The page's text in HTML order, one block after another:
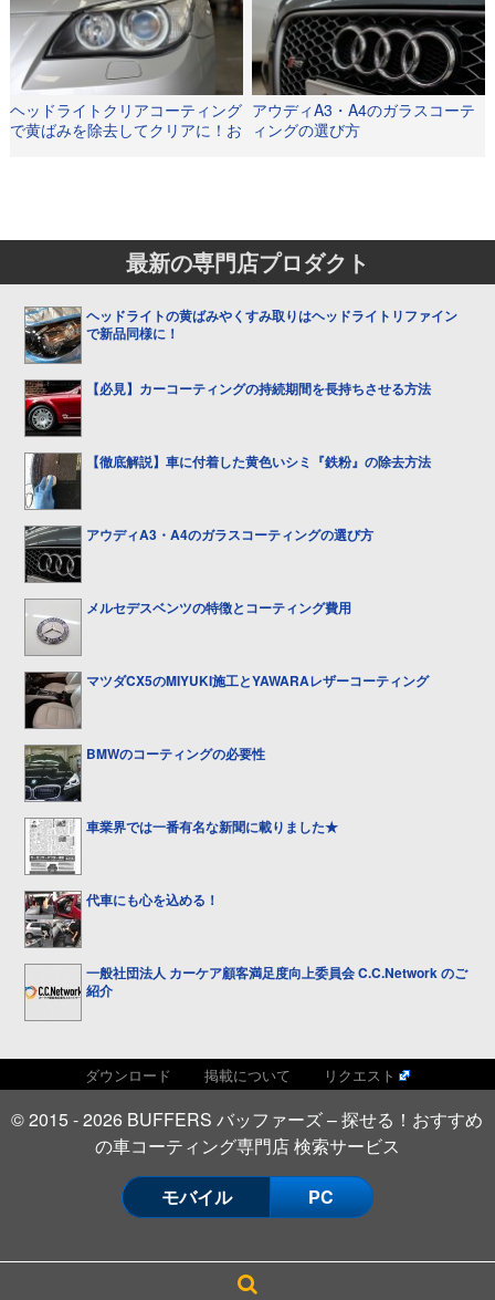
ヘッドライトクリアコーティング
で黄ばみを除去してクリアに！お
アウディA3・A4のガラスコーテ
ィングの選び方
最新の専門店プロダクト
ヘッドライトの黄ばみやくすみ取りはヘッドライトリファイン
で新品同様に！
【必見】カーコーティングの持続期間を長持ちさせる方法
【徹底解説】車に付着した黄色いシミ『鉄粉』の除去方法
アウディA3・A4のガラスコーティングの選び方
メルセデスベンツの特徴とコーティング費用
マツダCX5のMIYUKI施工とYAWARAレザーコーティング
BMWのコーティングの必要性
車業界では一番有名な新聞に載りました★
代車にも心を込める！
一般社団法人 カーケア顧客満足度向上委員会 C.C.Network のご
紹介
ダウンロード 掲載について リクエスト
© 2015 - 2026 BUFFERS バッファーズ – 探せる！おすすめ
の車コーティング専門店 検索サービス
モバイル PC